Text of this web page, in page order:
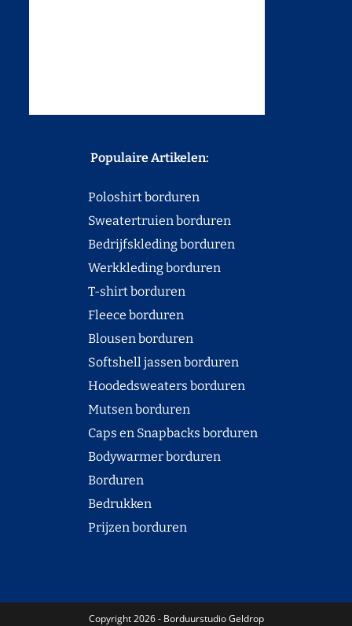
Populaire Artikelen:
Poloshirt borduren
Sweatertruien borduren
Bedrijfskleding borduren
Werkkleding borduren
T-shirt borduren
Fleece borduren
Blousen borduren
Softshell jassen borduren
Hoodedsweaters borduren
Mutsen borduren
Caps en Snapbacks borduren
Bodywarmer borduren
Borduren
Bedrukken
Prijzen borduren
Copyright 2026 - Borduurstudio Geldrop